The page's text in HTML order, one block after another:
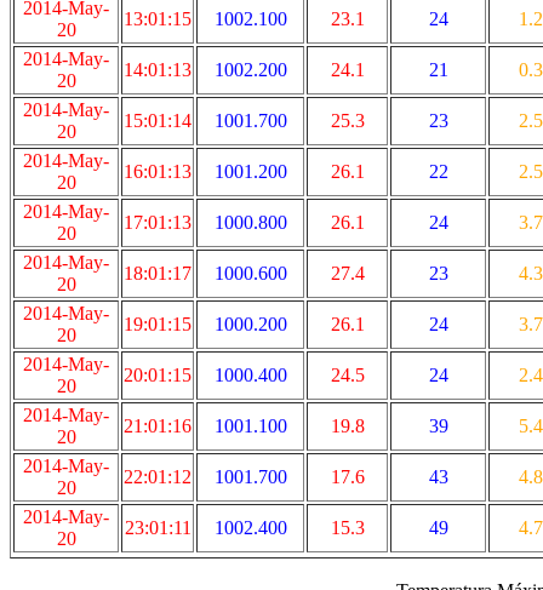
2014-May-
20
13:01:15 1002.100 23.1 24
1.2
2014-May-
20
14:01:13 1002.200 24.1 21
0.3
2014-May-
20
15:01:14 1001.700 25.3 23
2.5
2014-May-
20
16:01:13 1001.200 26.1 22
2.5
2014-May-
20
17:01:13 1000.800 26.1 24
3.7
2014-May-
20
18:01:17 1000.600 27.4 23
4.3
2014-May-
20
19:01:15 1000.200 26.1 24
3.7
2014-May-
20
20:01:15 1000.400 24.5 24
2.4
2014-May-
20
21:01:16 1001.100 19.8 39
5.4
2014-May-
20
22:01:12 1001.700 17.6 43
4.8
2014-May-
20
23:01:11 1002.400 15.3 49 4.7